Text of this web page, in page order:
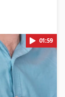
01:59